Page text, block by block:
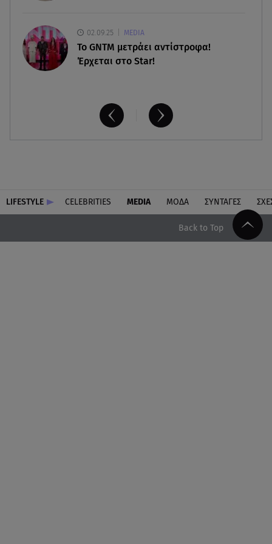
02.09.25 MEDIA
Το GNTM μετράει αντίστροφα!
Έρχεται στο Star!
LIFESTYLE CELEBRITIES MEDIA ΜΟΔΑ ΣΥΝΤΑΓΕΣ
Back to Top